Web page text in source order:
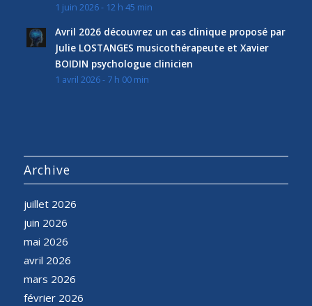
1 juin 2026 - 12 h 45 min
Avril 2026 découvrez un cas clinique proposé par
Julie LOSTANGES musicothérapeute et Xavier
BOIDIN psychologue clinicien
1 avril 2026 - 7 h 00 min
Archive
juillet 2026
juin 2026
mai 2026
avril 2026
mars 2026
février 2026